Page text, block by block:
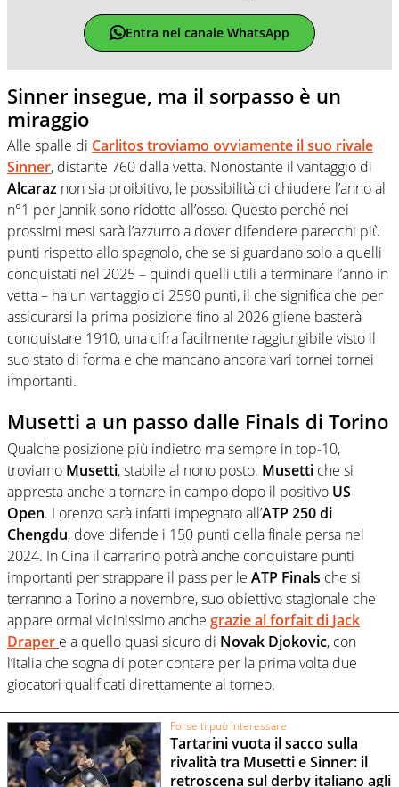
Entra nel canale WhatsApp
Sinner insegue, ma il sorpasso è un
miraggio
Alle spalle di Carlitos troviamo ovviamente il suo rivale
Sinner, distante 760 dalla vetta. Nonostante il vantaggio di
Alcaraz non sia proibitivo, le possibilità di chiudere l’anno al
n°1 per Jannik sono ridotte all’osso. Questo perché nei
prossimi mesi sarà l’azzurro a dover difendere parecchi più
punti rispetto allo spagnolo, che se si guardano solo a quelli
conquistati nel 2025 – quindi quelli utili a terminare l’anno in
vetta – ha un vantaggio di 2590 punti, il che significa che per
assicurarsi la prima posizione fino al 2026 gliene basterà
conquistare 1910, una cifra facilmente raggiungibile visto il
suo stato di forma e che mancano ancora vari tornei tornei
importanti.
Musetti a un passo dalle Finals di Torino
Qualche posizione più indietro ma sempre in top-10,
troviamo Musetti, stabile al nono posto. Musetti che si
appresta anche a tornare in campo dopo il positivo US
Open. Lorenzo sarà infatti impegnato all’ATP 250 di
Chengdu, dove difende i 150 punti della finale persa nel
2024. In Cina il carrarino potrà anche conquistare punti
importanti per strappare il pass per le ATP Finals che si
terranno a Torino a novembre, suo obiettivo stagionale che
appare ormai vicinissimo anche grazie al forfait di Jack
Draper e a quello quasi sicuro di Novak Djokovic, con
l’Italia che sogna di poter contare per la prima volta due
giocatori qualificati direttamente al torneo.
Forse ti può interessare
Tartarini vuota il sacco sulla
rivalità tra Musetti e Sinner: il
retroscena sul derby italiano agli